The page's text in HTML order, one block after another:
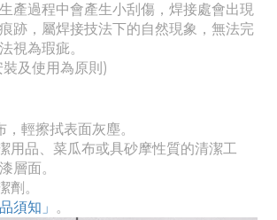
產過程中會產生小刮傷，焊接處會出現
跡，屬焊接技法下的自然現象，無法完
視為瑕疵。
及使用為原則)
，輕擦拭表面灰塵。
用品、菜瓜布或具砂摩性質的清潔工
層面。
劑。
品須知 」 。